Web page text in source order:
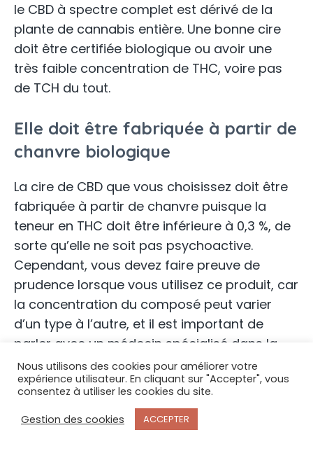
le CBD à spectre complet est dérivé de la
plante de cannabis entière. Une bonne cire
doit être certifiée biologique ou avoir une
très faible concentration de THC, voire pas
de TCH du tout.
Elle doit être fabriquée à partir de
chanvre biologique
La cire de CBD que vous choisissez doit être
fabriquée à partir de chanvre puisque la
teneur en THC doit être inférieure à 0,3 %, de
sorte qu’elle ne soit pas psychoactive.
Cependant, vous devez faire preuve de
prudence lorsque vous utilisez ce produit, car
la concentration du composé peut varier
d’un type à l’autre, et il est important de
parler avec un médecin spécialisé dans la
consommation de produit CBD avant d’en
prendre. Si vous tablez sur de la cire de CBD
composants néfastes pour la santé.
Nous utilisons des cookies pour améliorer votre
expérience utilisateur. En cliquant sur "Accepter", vous
consentez à utiliser les cookies du site.
Gestion des cookies
ACCEPTER